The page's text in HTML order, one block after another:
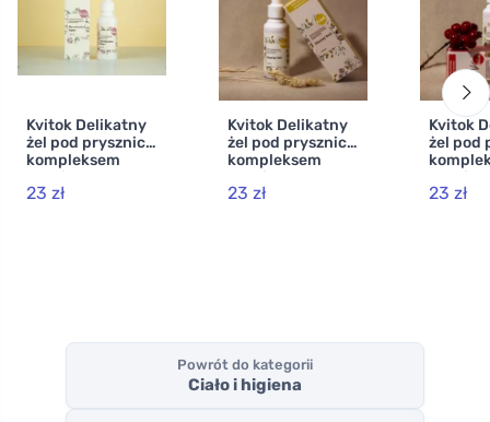
Kvitok Delikatny
żel pod prysznic z
kompleksem
prebiotycznym
Carefree Morning
23 zł
Kvitok Delikatny
żel pod prysznic z
kompleksem
prebiotycznym -
Sunny Day 100ml
23 zł
Kvitok
żel pod
Tender
23 zł
Powrót do kategorii
Ciało i higiena